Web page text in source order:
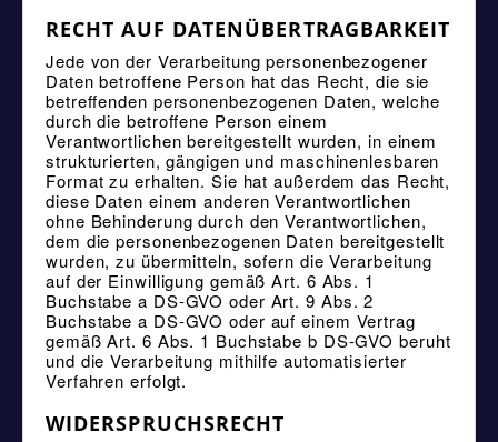
RECHT AUF DATENÜBERTRAGBARKEIT
Jede von der Verarbeitung personenbezogener
Daten betroffene Person hat das Recht, die sie
betreffenden personenbezogenen Daten, welche
durch die betroffene Person einem
Verantwortlichen bereitgestellt wurden, in einem
strukturierten, gängigen und maschinenlesbaren
Format zu erhalten. Sie hat außerdem das Recht,
diese Daten einem anderen Verantwortlichen
ohne Behinderung durch den Verantwortlichen,
dem die personenbezogenen Daten bereitgestellt
wurden, zu übermitteln, sofern die Verarbeitung
auf der Einwilligung gemäß Art. 6 Abs. 1
Buchstabe a DS-GVO oder Art. 9 Abs. 2
Buchstabe a DS-GVO oder auf einem Vertrag
gemäß Art. 6 Abs. 1 Buchstabe b DS-GVO beruht
und die Verarbeitung mithilfe automatisierter
Verfahren erfolgt.
WIDERSPRUCHSRECHT